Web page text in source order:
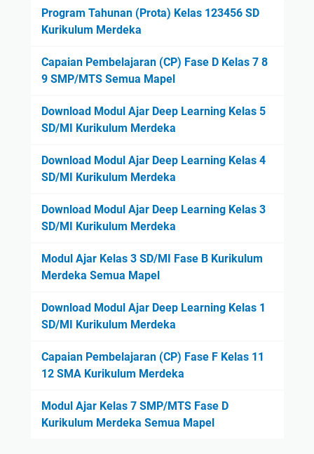
Program Tahunan (Prota) Kelas 123456 SD
Kurikulum Merdeka
Capaian Pembelajaran (CP) Fase D Kelas 7 8
9 SMP/MTS Semua Mapel
Download Modul Ajar Deep Learning Kelas 5
SD/MI Kurikulum Merdeka
Download Modul Ajar Deep Learning Kelas 4
SD/MI Kurikulum Merdeka
Download Modul Ajar Deep Learning Kelas 3
SD/MI Kurikulum Merdeka
Modul Ajar Kelas 3 SD/MI Fase B Kurikulum
Merdeka Semua Mapel
Download Modul Ajar Deep Learning Kelas 1
SD/MI Kurikulum Merdeka
Capaian Pembelajaran (CP) Fase F Kelas 11
12 SMA Kurikulum Merdeka
Modul Ajar Kelas 7 SMP/MTS Fase D
Kurikulum Merdeka Semua Mapel